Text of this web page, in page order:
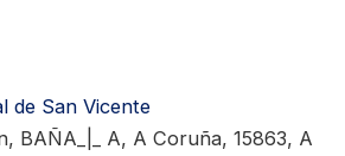
de San Vicente
BAÑA_|_ A, A Coruña, 15863, A